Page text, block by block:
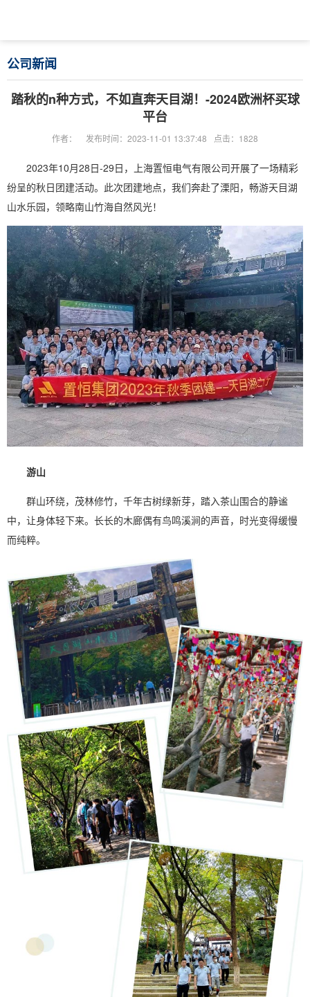
公司新闻
踏秋的n种方式，不如直奔天目湖！-2024欧洲杯买球
平台
作者： 发布时间：2023-11-01 13:37:48 点击：1828
2023年10月28日-29日，上海置恒电气有限公司开展了一场精彩
纷呈的秋日团建活动。此次团建地点，我们奔赴了溧阳，畅游天目湖
山水乐园，领略南山竹海自然风光！
游山
群山环绕，茂林修竹，千年古树绿新芽，踏入茶山围合的静谧
中，让身体轻下来。长长的木廊偶有鸟鸣溪涧的声音，时光变得缓慢
而纯粹。